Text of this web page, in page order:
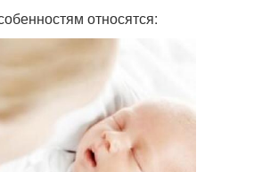
относятся: